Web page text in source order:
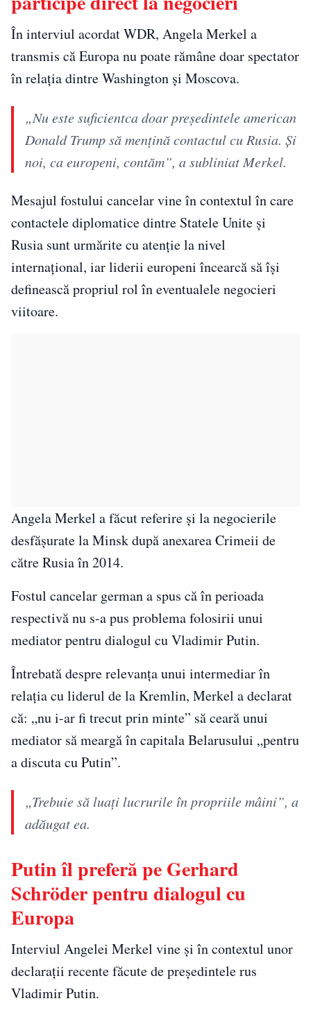
În interviul acordat WDR, Angela Merkel a
transmis că Europa nu poate rămâne doar spectator
în relația dintre Washington și Moscova.
„Nu este suficientca doar preşedintele american
Donald Trump să menţină contactul cu Rusia. Şi
noi, ca europeni, contăm”, a subliniat Merkel.
Mesajul fostului cancelar vine în contextul în care
contactele diplomatice dintre Statele Unite și
Rusia sunt urmărite cu atenție la nivel
internațional, iar liderii europeni încearcă să își
definească propriul rol în eventualele negocieri
viitoare.
Angela Merkel a făcut referire și la negocierile
desfășurate la Minsk după anexarea Crimeii de
către Rusia în 2014.
Fostul cancelar german a spus că în perioada
respectivă nu s-a pus problema folosirii unui
mediator pentru dialogul cu Vladimir Putin.
Întrebată despre relevanța unui intermediar în
relația cu liderul de la Kremlin, Merkel a declarat
că: „nu i-ar fi trecut prin minte” să ceară unui
mediator să meargă în capitala Belarusului „pentru
a discuta cu Putin”.
„Trebuie să luaţi lucrurile în propriile mâini”, a
adăugat ea.
Putin îl preferă pe Gerhard
Schröder pentru dialogul cu
Europa
Interviul Angelei Merkel vine și în contextul unor
declarații recente făcute de președintele rus
Vladimir Putin.